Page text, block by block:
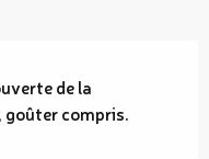
de la
compris.